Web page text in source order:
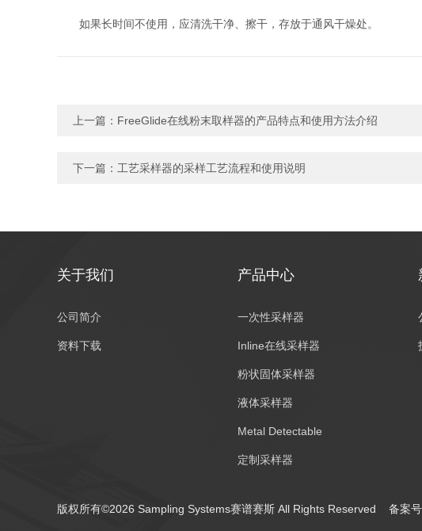
如果长时间不使用，应清洗干净、擦干，存放于通风干燥处。
上一篇： FreeGlide在线粉末取样器的产品特点和使用方法介绍
下一篇： 工艺采样器的采样工艺流程和使用说明
关于我们
公司简介
资料下载
产品中心
一次性采样器
Inline在线采样器
粉状固体采样器
液体采样器
Metal Detectable
定制采样器
气体采样器
版权所有©2026 Sampling Systems赛谱赛斯 All Rights Reserved 备案